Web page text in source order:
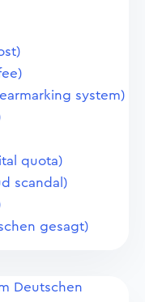
system)
quota)
scandal)
gesagt)
Deutschen